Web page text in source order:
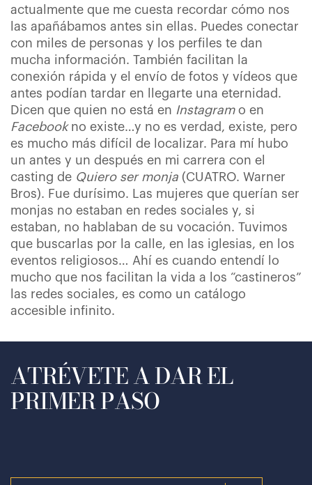
actualmente que me cuesta recordar cómo nos
las apañábamos antes sin ellas. Puedes conectar
con miles de personas y los perfiles te dan
mucha información. También facilitan la
conexión rápida y el envío de fotos y vídeos que
antes podían tardar en llegarte una eternidad.
Dicen que quien no está en Instagramo en
Facebookno existe…y no es verdad, existe, pero
es mucho más difícil de localizar. Para mí hubo
un antes y un después en mi carrera con el
casting de Quiero ser monja (CUATRO. Warner
Bros). Fue durísimo. Las mujeres que querían ser
monjas no estaban en redes sociales y, si
estaban, no hablaban de su vocación. Tuvimos
que buscarlas por la calle, en las iglesias, en los
eventos religiosos… Ahí es cuando entendí lo
mucho que nos facilitan la vida a los “castineros”
las redes sociales, es como un catálogo
accesible infinito.
ATRÉVETE A DAR EL
PRIMER PASO